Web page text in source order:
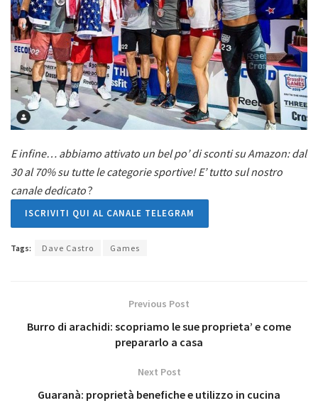
E infine… abbiamo attivato un bel po’ di sconti su Amazon: dal
30 al 70% su tutte le categorie sportive! E’ tutto sul nostro
canale dedicato?
ISCRIVITI QUI AL CANALE TELEGRAM
Tags: Dave Castro Games
Previous Post
Burro di arachidi: scopriamo le sue proprieta’ e come
prepararlo a casa
Next Post
Guaranà: proprietà benefiche e utilizzo in cucina